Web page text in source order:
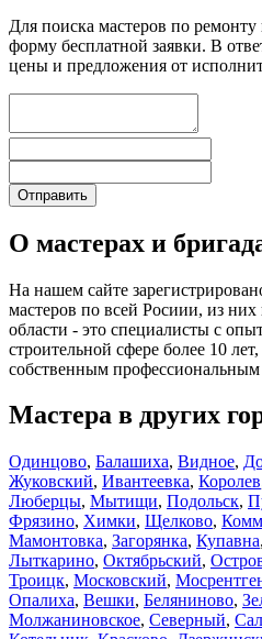
Для поиска мастеров по
форму бесплатной заявки. В
цены и предложения от
О мастерах и
На нашем сайте
мастеров по всей Росиии, из
области - это специалисты с
строительной сфере более 10
собственным
Мастера в других
Одинцово, Балашиха, Видное,
Жуковский, Ивантеевка, Королев
Люберцы, Мытищи, Подольск,
Фрязино, Химки, Щелково,
Мамонтовка, Загорянка, Купавна,
Лыткарино, Октябрьский,
Троицк, Московский,
Опалиха, Вешки, Беляниново,
Молжаниновское, Северный,